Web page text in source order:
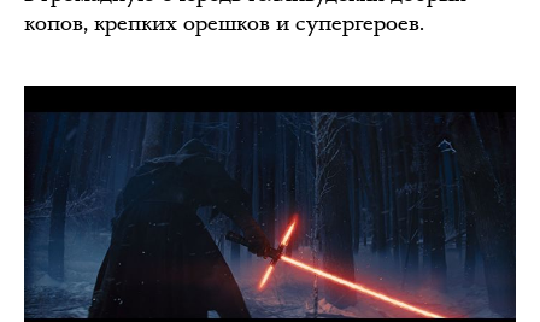
копов, крепких орешков и супергероев.